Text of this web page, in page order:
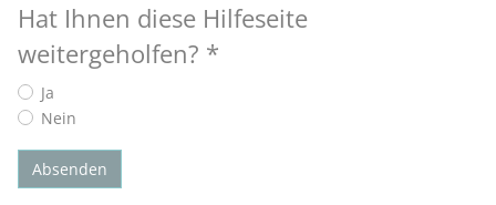
Hat Ihnen diese Hilfeseite
weitergeholfen? *
Ja
Nein
Absenden